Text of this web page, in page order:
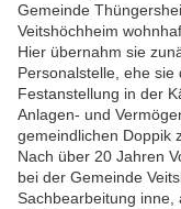
Gemeinde
Veitshöchheim
Hier übernahm sie
Personalstelle, ehe
Festanstellung in der
Anlagen- und
gemeindlichen Doppik
Nach über 20 Jahren
bei der Gemeinde
Sachbearbeitung inne,